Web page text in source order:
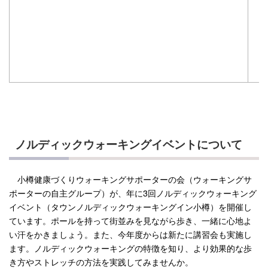
ノルディックウォーキングイベントについて
小樽健康づくりウォーキングサポーターの会（ウォーキングサ
ポーターの自主グループ）が、年に3回ノルディックウォーキング
イベント（タウンノルディックウォーキングイン小樽）を開催し
ています。ポールを持って街並みを見ながら歩き、一緒に心地よ
い汗をかきましょう。また、今年度からは新たに講習会も実施し
ます。ノルディックウォーキングの特徴を知り、より効果的な歩
き方やストレッチの方法を実践してみませんか。